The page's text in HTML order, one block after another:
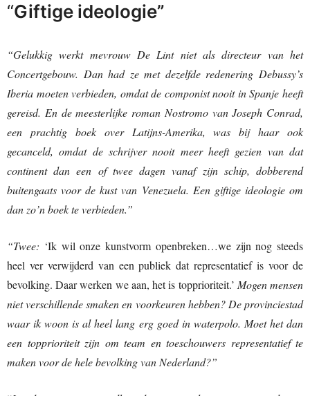
“Giftige ideologie”
“Gelukkig werkt mevrouw De Lint niet als directeur van het
Concertgebouw. Dan had ze met dezelfde redenering Debussy’s
Iberia moeten verbieden, omdat de componist nooit in Spanje heeft
gereisd. En de meesterlijke roman Nostromo van Joseph Conrad,
een prachtig boek over Latijns-Amerika, was bij haar ook
gecanceld, omdat de schrijver nooit meer heeft gezien van dat
continent dan een of twee dagen vanaf zijn schip, dobberend
buitengaats voor de kust van Venezuela. Een giftige ideologie om
dan zo’n boek te verbieden.”
“Twee: ‘Ik wil onze kunstvorm openbreken…we zijn nog steeds
heel ver verwijderd van een publiek dat representatief is voor de
bevolking. Daar werken we aan, het is topprioriteit.’ Mogen mensen
niet verschillende smaken en voorkeuren hebben? De provinciestad
waar ik woon is al heel lang erg goed in waterpolo. Moet het dan
een topprioriteit zijn om team en toeschouwers representatief te
maken voor de hele bevolking van Nederland?”